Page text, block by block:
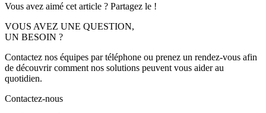
Vous avez aimé cet article ? Partagez le !
VOUS AVEZ UNE QUESTION,
UN BESOIN ?
Contactez nos équipes par téléphone ou prenez un rendez-vous afin
de découvrir comment nos solutions peuvent vous aider au
quotidien.
Contactez-nous